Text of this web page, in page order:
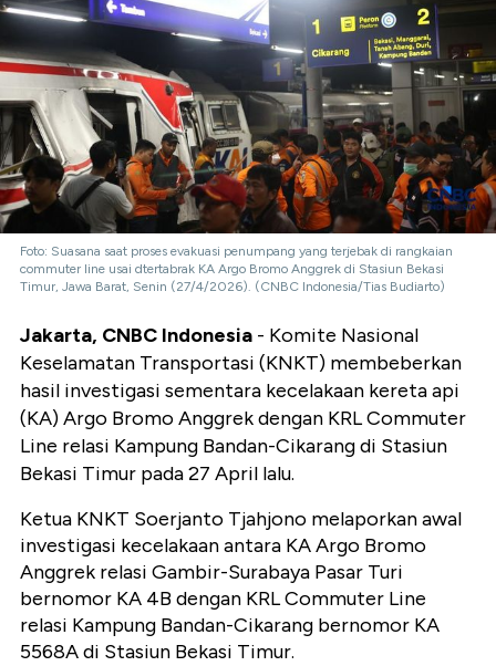
Foto: Suasana saat proses evakuasi penumpang yang terjebak di rangkaian
commuter line usai dtertabrak KA Argo Bromo Anggrek di Stasiun Bekasi
Timur, Jawa Barat, Senin (27/4/2026). (CNBC Indonesia/Tias Budiarto)
Jakarta, CNBC Indonesia - Komite Nasional
Keselamatan Transportasi (KNKT) membeberkan
hasil investigasi sementara kecelakaan kereta api
(KA) Argo Bromo Anggrek dengan KRL Commuter
Line relasi Kampung Bandan-Cikarang di Stasiun
Bekasi Timur pada 27 April lalu.
Ketua KNKT Soerjanto Tjahjono melaporkan awal
investigasi kecelakaan antara KA Argo Bromo
Anggrek relasi Gambir-Surabaya Pasar Turi
bernomor KA 4B dengan KRL Commuter Line
relasi Kampung Bandan-Cikarang bernomor KA
5568A di Stasiun Bekasi Timur.